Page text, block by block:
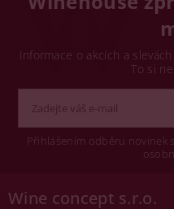
Informace o akcích a
To si
Přihlášením odběru novinek
Wine concept s.r.o.